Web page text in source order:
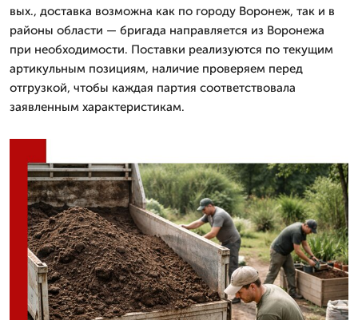
вых., доставка возможна как по городу Воронеж, так и в
районы области — бригада направляется из Воронежа
при необходимости. Поставки реализуются по текущим
артикульным позициям, наличие проверяем перед
отгрузкой, чтобы каждая партия соответствовала
заявленным характеристикам.